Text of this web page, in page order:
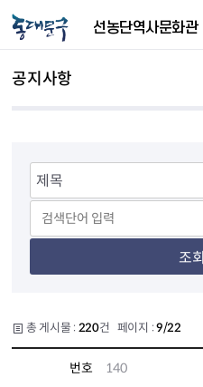
선농단역사문화관
공지사항
조회
총 게시물 : 220건 페이지 :9/22
번호
140